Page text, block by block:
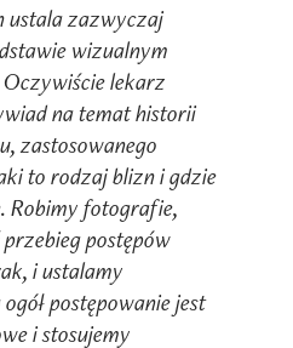
ustala zazwyczaj
wizualnym
lekarz
na temat historii
zastosowanego
to rodzaj blizn i gdzie
Robimy fotografie,
postępów
i ustalamy
postępowanie jest
i stosujemy